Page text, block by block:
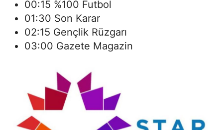
00:15 %100 Futbol
01:30 Son Karar
02:15 Gençlik Rüzgarı
03:00 Gazete Magazin